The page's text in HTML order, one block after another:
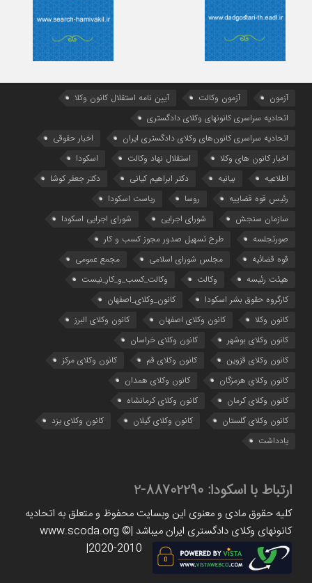
آزمون آزمون وکالت
آیین ‌نامه استقلال کانون وکلا
اتحادیه سراسری کانونهای وکلای دادگستری
اتحادیه سراسری کانون‌های وکلای دادگستری ایران
اخبار حقوقی
اخبار کانون های وکلا
استقلال نهاد وکالت
اسکودا
اطلاعیه
بیانیه دکتر ابراهیم کیانی
دکتر جعفر کوشا
رئیس قوه قضاییه
روسا
ریاست اسکودا
سازمان سنجش
شورای اجرایی
شورای اجرایی اسکودا
صورتجلسه
طرح تسهیل صدور مجوز کسب و کار
قوه قضائیه
مجلس شورای اسلامی
مجمع عمومی
هیئت رئیسه
وکالت
وکالت_کسب_و_کار_نیست
کارگروه حقوق بشر اسکودا
کانون_وکلای_اصفهان
کانون وکلا
کانون وکلای اصفهان
کانون وکلای البرز
کانون وکلای بوشهر
کانون وکلای خراسان
کانون وکلای قزوین
کانون وکلای قم
کانون وکلای مرکز
کانون وکلای هرمزگان
کانون وکلای همدان
کانون وکلای کرمان
کانون وکلای کرمانشاه
کانون وکلای گلستان
کانون وکلای گیلان
کانون وکلای یزد
یادداشت
ارتباط با اسکودا: 88702290-2
کلیه حقوق مادی و معنوی این وبسایت محفوظ و متعلق به اتحادیه
کانونهای وکلای دادگستری ایران میباشد |www.scoda.org ©
2020-2010|